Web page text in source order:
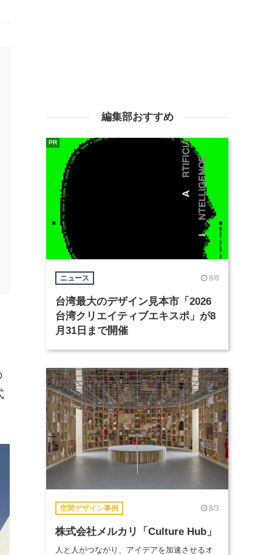
編集部おすすめ
ニュース 8/6
台湾最大のデザイン見本市「2026
台湾クリエイティブエキスポ」が8
月31日まで開催
PR
空間デザイン事例 8/3
株式会社メルカリ「Culture Hub」
人と人がつながり、アイデアを加速させるオ